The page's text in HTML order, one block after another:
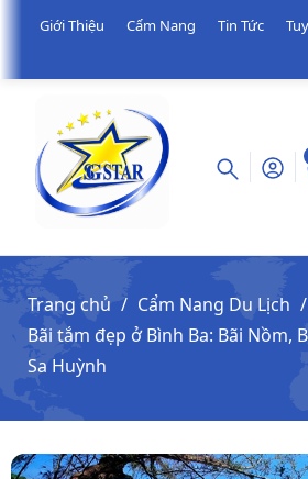
Giới Thiệu Cẩm Nang Tin Tức
Trang chủ
Cẩm Nang Du Lịch
Bãi tắm đẹp ở Bình Ba: Bãi Nồm,
Sa Huỳnh